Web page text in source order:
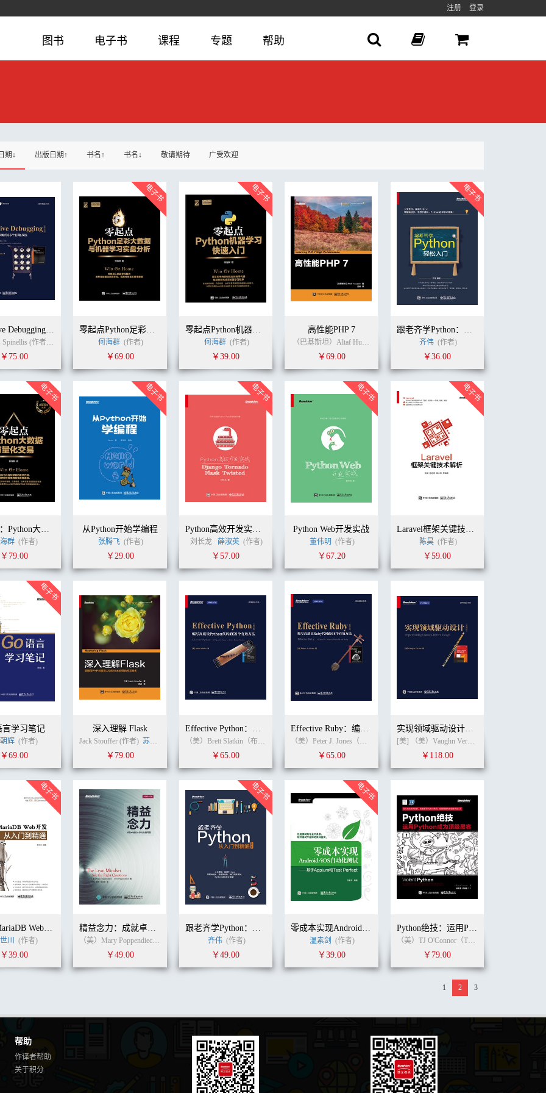
注册 登录
图书 电子书 课程 专题 帮助
期↓ 出版日期↑ 书名↑ 书名↓ 敬请期待 广受欢迎
Effective Debugging英文版：调试软件与系统的66个有效方法
Diomidis Spinellis (作者) （希腊）Diomidis Spinellis (季奥米季斯·斯宾奈里斯） (译者)
￥75.00
零起点Python足彩大数据与机器学习实盘分析
何海群 (作者)
￥69.00
零起点Python机器学习快速入门
何海群 (作者)
￥39.00
高性能PHP 7
（巴基斯坦）Altaf Hussain (译者)
￥69.00
跟老齐学Python：轻松入门
齐伟 (作者)
￥36.00
零起点：Python大数据与量化交易
群 (作者)
￥79.00
从Python开始学编程
张腾飞 (作者)
￥29.00
Python高效开发实战——Django、Tornado、Flask、Twisted
刘长龙 薛淑英 (作者)
￥57.00
Python Web开发实战
董伟明 (作者)
￥67.20
Laravel框架关键技术解析
陈昊 (作者)
￥59.00
言学习笔记
辉 (作者)
￥69.00
深入理解 Flask
Jack Stouffer (作者) 苏丹
￥79.00
Effective Python：编写高质量Python代码的59个有效方法 英文版
（美）Brett Slatkin（布雷特·斯拉特金） (作者) 无 (译者)
￥65.00
Effective Ruby：编写高质量Ruby代码的48个有效方法 英文版
（美）Peter J. Jones（彼得·J·琼斯） (作者) 无 (译者)
￥65.00
实现领域驱动设计英文版
[美] （美）Vaughn Vernon（沃恩.弗农） (作者) Vaughn Vernon（沃恩.弗农） (译者)
￥118.00
PHP+MariaDB Web开发从入门到精通
川 (作者)
￥39.00
精益念力：成就卓越的心态与关键问题
（美）Mary Poppendieck（玛丽·帕彭迪克）,TomPoppendieck（汤姆·帕彭迪克） (作者)
￥49.00
跟老齐学Python：从入门到精通
齐伟 (作者)
￥49.00
零成本实现Android/iOS自动化测试——基于Appium和Test Perfect
温素剑 (作者)
￥39.00
Python绝技：运用Python成为顶级黑客
（美）TJ O'Connor（TJ 奥科罗） (作者)
￥79.00
1 2 3
帮助
作译者帮助
关于积分